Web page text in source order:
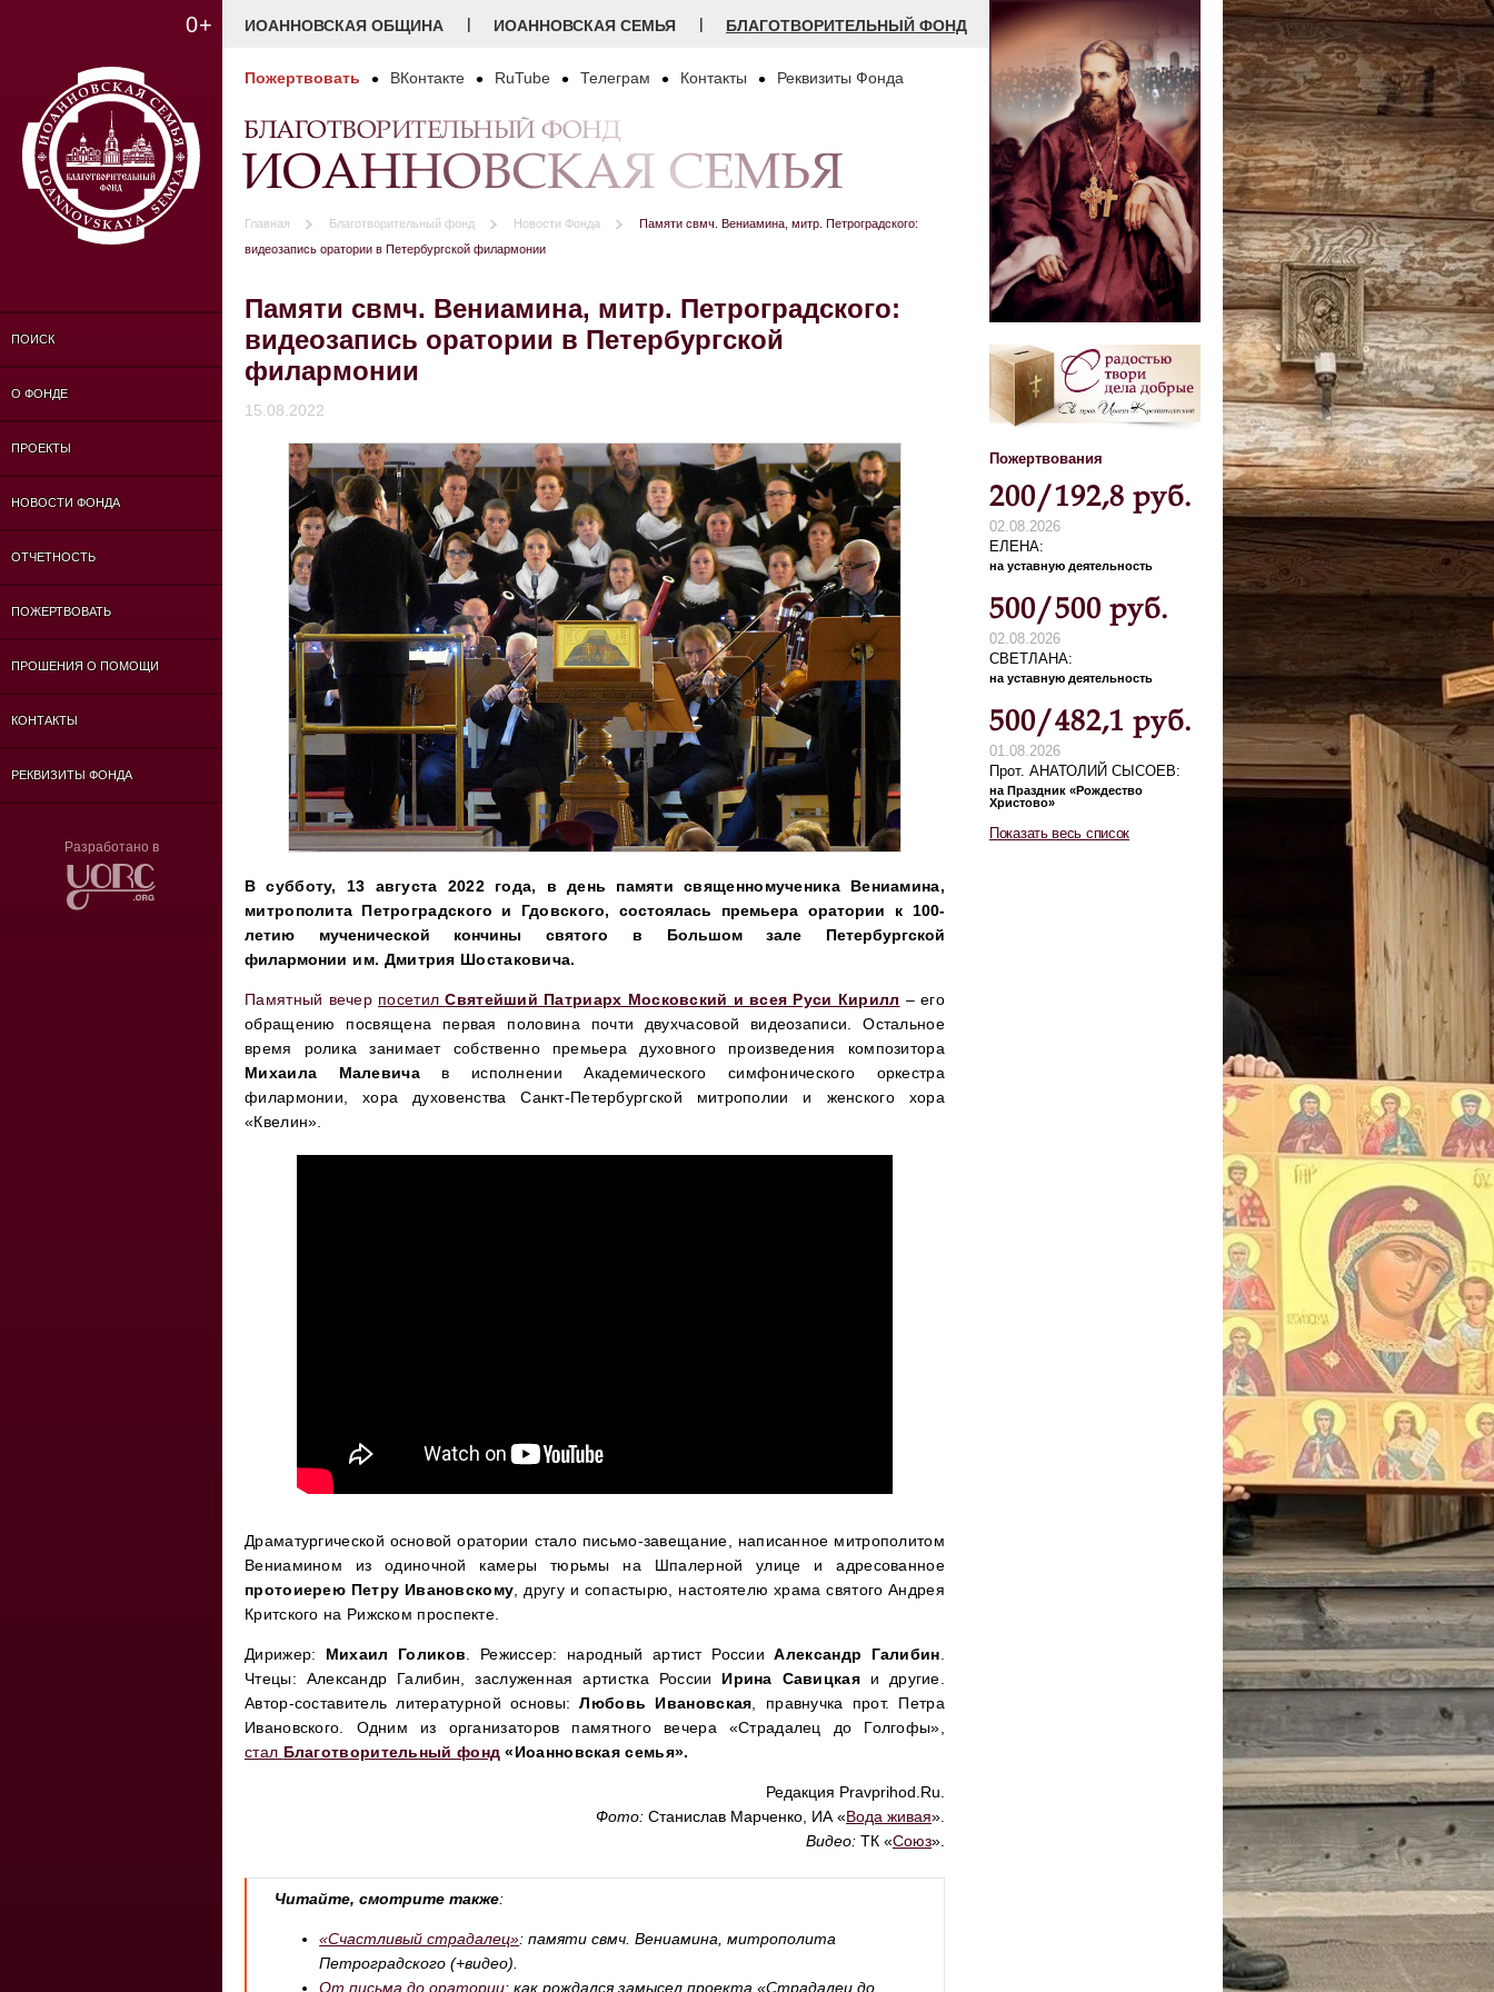
0+
ПОИСК
О ФОНДЕ
ПРОЕКТЫ
НОВОСТИ ФОНДА
ОТЧЕТНОСТЬ
ПОЖЕРТВОВАТЬ
ПРОШЕНИЯ О ПОМОЩИ
КОНТАКТЫ
РЕКВИЗИТЫ ФОНДА
Разработано в
ИОАННОВСКАЯ ОБЩИНА | ИОАННОВСКАЯ СЕМЬЯ | БЛАГОТВОРИТЕЛЬНЫЙ ФОНД
Пожертвовать ВКонтакте RuTube Телеграм Контакты Реквизиты Фонда
БЛАГОТВОРИТЕЛЬНЫЙ ФОНД
ИОАННОВСКАЯ СЕМЬЯ
Главная Благотворительный фонд Новости Фонда
Памяти свмч. Вениамина, митр. Петроградского:
видеозапись оратории в Петербургской филармонии
Памяти свмч. Вениамина, митр. Петроградского:
видеозапись оратории в Петербургской
филармонии
15.08.2022
В субботу, 13 августа 2022 года, в день памяти священномученика Вениамина,
митрополита Петроградского и Гдовского, состоялась премьера оратории к 100-
летию мученической кончины святого в Большом зале Петербургской
филармонии им. Дмитрия Шостаковича.
Памятный вечер посетилСвятейший Патриарх Московский и всея Руси Кирилл – его
обращению посвящена первая половина почти двухчасовой видеозаписи. Остальное
время ролика занимает собственно премьера духовного произведения композитора
Михаила Малевичав исполнении Академического симфонического оркестра
филармонии, хора духовенства Санкт-Петербургской митрополии и женского хора
«Квелин».
Драматургической основой оратории стало письмо-завещание, написанное митрополитом
Вениамином из одиночной камеры тюрьмы на Шпалерной улице и адресованное
протоиерею Петру Ивановскому, другу и сопастырю, настоятелю храма святого Андрея
Критского на Рижском проспекте.
Дирижер: Михаил Голиков. Режиссер: народный артист РоссииАлександр Галибин.
Чтецы: Александр Галибин, заслуженная артистка России Ирина Савицкаяи другие.
Автор-составитель литературной основы:Любовь Ивановская, правнучка прот. Петра
Ивановского. Одним из организаторов памятного вечера «Страдалец до Голгофы»,
стал Благотворительный фонд «Иоанновская семья».
Редакция Pravprihod.Ru.
Фото: Станислав Марченко, ИА «Вода живая».
Видео: ТК «Союз».
Читайте, смотрите также:
«Счастливый страдалец»: памяти свмч. Вениамина, митрополита
Петроградского (+видео).
От письма до оратории: как рождался замысел проекта «Страдалец до
Пожертвования
200/192,8 руб.
02.08.2026
ЕЛЕНА
на уставную деятельность
500/500 руб.
02.08.2026
СВЕТЛАНА
на уставную деятельность
500/482,1 руб.
01.08.2026
Прот. АНАТОЛИЙ СЫСОЕВ
на Праздник «Рождество
Христово»
Показать весь список